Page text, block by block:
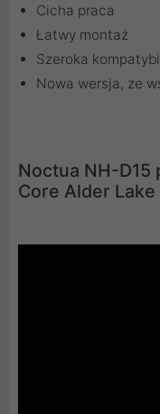
Cicha praca
Łatwy montaż
Szeroka
Nowa wersja, ze
Noctua NH-D15
Core Alder